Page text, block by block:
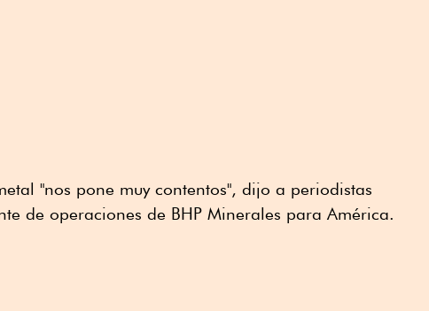
"nos pone muy contentos", dijo a periodistas
de operaciones de BHP Minerales para América.